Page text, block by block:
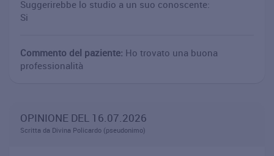
Suggerirebbe lo studio a un suo conoscente:
Si
Commento del paziente: Ho trovato una buona
professionalità
OPINIONE DEL 16.07.2026
Scritta da Divina Policardo (pseudonimo)